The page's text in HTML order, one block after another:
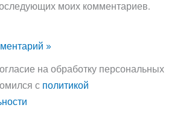
моих комментариев.
на обработку персональных
с политикой